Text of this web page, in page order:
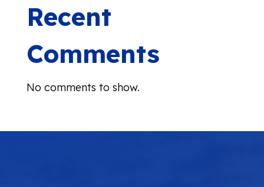
Recent
Comments
No comments to show.